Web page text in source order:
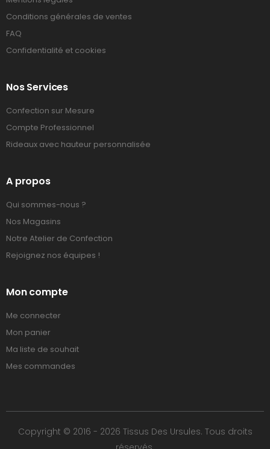
Conditions générales de ventes
FAQ
Confidentialité et cookies
Nos Services
Confection sur Mesure
Compte Professionnel
Rideaux avec hauteur personnalisée
A propos
Qui sommes-nous ?
Nos Magasins
Notre Atelier de Confection
Rejoignez nos équipes !
Mon compte
Me connecter
Mon panier
Ma liste de souhait
Mes commandes
Copyright © 2016 - 2026 Tissus Des Ursules. Tous droits